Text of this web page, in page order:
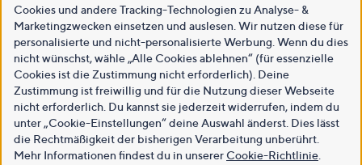
Cookies und andere Tracking-Technologien zu Analyse- &
Marketingzwecken einsetzen und auslesen. Wir nutzen diese für
personalisierte und nicht-personalisierte Werbung. Wenn du dies
nicht wünschst, wähle „Alle Cookies ablehnen“ (für essenzielle
Cookies ist die Zustimmung nicht erforderlich). Deine
Zustimmung ist freiwillig und für die Nutzung dieser Webseite
nicht erforderlich. Du kannst sie jederzeit widerrufen, indem du
unter „Cookie-Einstellungen“ deine Auswahl änderst. Dies lässt
die Rechtmäßigkeit der bisherigen Verarbeitung unberührt.
Mehr Informationen findest du in unsererCookie-Richtlinie